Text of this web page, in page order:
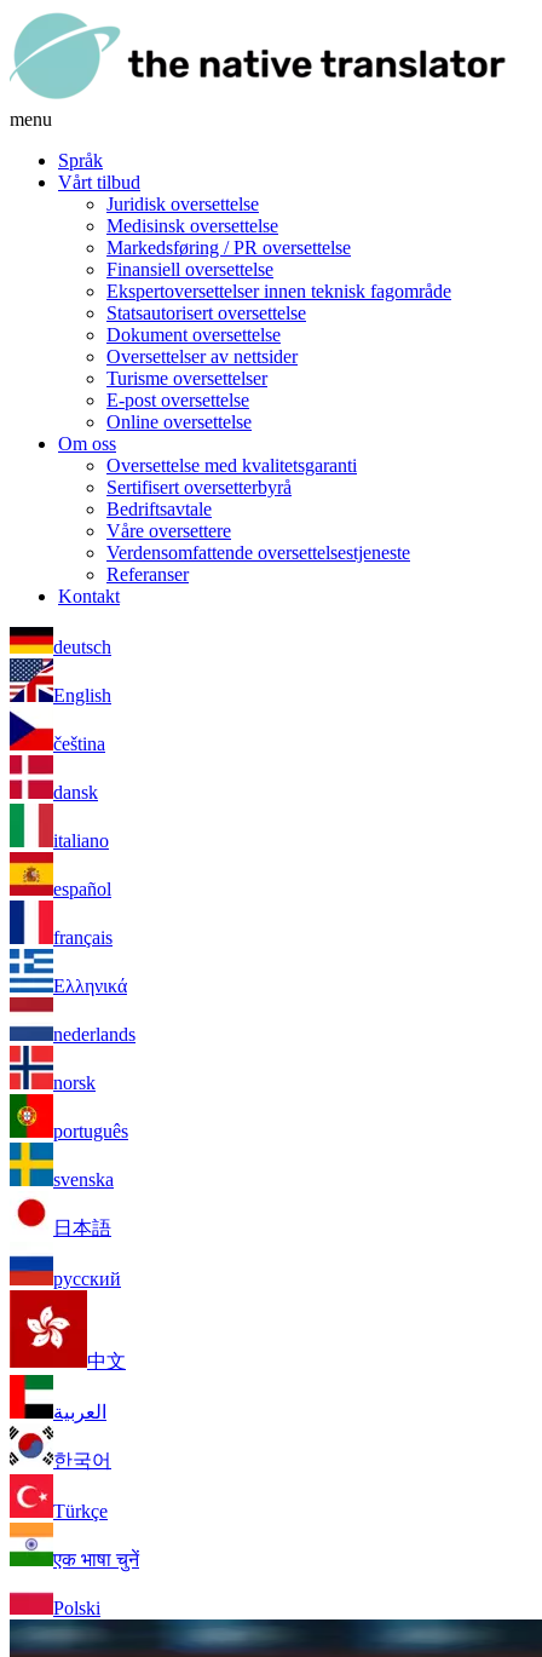
menu
Språk
Vårt tilbud
Juridisk oversettelse
Medisinsk oversettelse
Markedsføring / PR oversettelse
Finansiell oversettelse
Ekspertoversettelser innen teknisk fagområde
Statsautorisert oversettelse
Dokument oversettelse
Oversettelser av nettsider
Turisme oversettelser
E-post oversettelse
Online oversettelse
Om oss
Oversettelse med kvalitetsgaranti
Sertifisert oversetterbyrå
Bedriftsavtale
Våre oversettere
Verdensomfattende oversettelsestjeneste
Referanser
Kontakt
deutsch
English
čeština
dansk
italiano
español
français
Ελληνικά
nederlands
norsk
português
svenska
日本語
русский
中文
العربية
한국어
Türkçe
एक भाषा चुनें
Polski